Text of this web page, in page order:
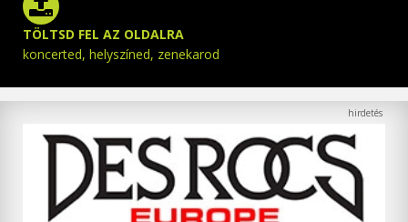
TÖLTSD FEL AZ OLDALRA
koncerted, helyszíned, zenekarod